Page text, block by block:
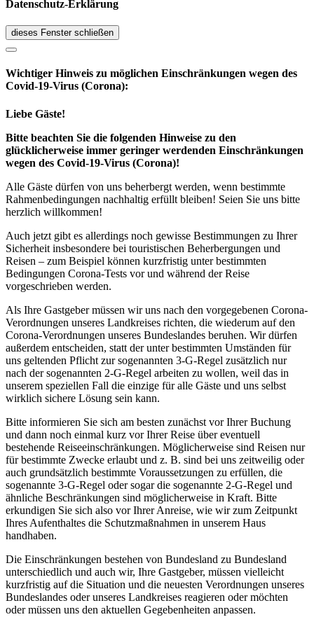
Datenschutz-Erklärung
dieses Fenster schließen
Wichtiger Hinweis zu möglichen Ein­schränk­ungen wegen des
Covid-19-Virus (Corona):
Liebe Gäste!
Bitte beachten Sie die folgenden Hinweise zu den
glücklicherweise immer geringer werdenden Einschränkungen
wegen des Covid-19-Virus (Corona)!
Alle Gäste dürfen von uns beherbergt werden, wenn bestimmte
Rahmenbedingungen nachhaltig erfüllt bleiben! Seien Sie uns bitte
herzlich willkommen!
Auch jetzt gibt es allerdings noch gewisse Bestimmungen zu Ihrer
Sicherheit insbesondere bei touristischen Beherbergungen und
Reisen – zum Beispiel können kurzfristig unter bestimmten
Bedingungen Corona-Tests vor und während der Reise
vorgeschrieben werden.
Als Ihre Gastgeber müssen wir uns nach den vorgegebenen Corona-
Verordnungen unseres Landkreises richten, die wiederum auf den
Corona-Verordnungen unseres Bundeslandes beruhen. Wir dürfen
außerdem entscheiden, statt der unter bestimmten Umständen für
uns geltenden Pflicht zur sogenannten 3-G-Regel zusätzlich nur
nach der sogenannten 2-G-Regel arbeiten zu wollen, weil das in
unserem speziellen Fall die einzige für alle Gäste und uns selbst
wirklich sichere Lösung sein kann.
Bitte informieren Sie sich am besten zunächst vor Ihrer Buchung
und dann noch einmal kurz vor Ihrer Reise über eventuell
bestehende Reiseeinschränkungen. Möglicherweise sind Reisen nur
für bestimmte Zwecke erlaubt und z. B. sind bei uns zeitweilig oder
auch grundsätzlich bestimmte Voraussetzungen zu erfüllen, die
sogenannte 3-G-Regel oder sogar die sogenannte 2-G-Regel und
ähnliche Beschränkungen sind möglicherweise in Kraft. Bitte
erkundigen Sie sich also vor Ihrer Anreise, wie wir zum Zeitpunkt
Ihres Aufenthaltes die Schutzmaßnahmen in unserem Haus
handhaben.
Die Einschränkungen bestehen von Bundesland zu Bundesland
unterschiedlich und auch wir, Ihre Gastgeber, müssen vielleicht
kurzfristig auf die Situation und die neuesten Verordnungen unseres
Bundeslandes oder unseres Landkreises reagieren oder möchten
oder müssen uns den aktuellen Gegebenheiten anpassen.